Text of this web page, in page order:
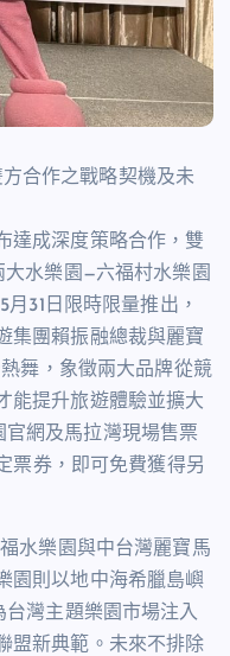
合作之戰略契機及未
達成深度策略合作，雙
水樂園—六福村水樂園
31日限時限量推出，
集團賴振融總裁與麗寶
舞，象徵兩大品牌從競
能提升旅遊體驗並擴大
官網及馬拉灣現場售票
票券，即可免費獲得另
水樂園與中台灣麗寶馬
園則以地中海希臘島嶼
灣主題樂園市場注入
盟新典範。未來不排除